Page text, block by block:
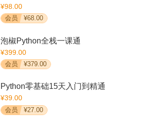
¥98.00
会员 ¥68.00
泡椒Python全栈一课通
¥399.00
会员 ¥379.00
Python零基础15天入门到精通
¥39.00
会员 ¥27.00